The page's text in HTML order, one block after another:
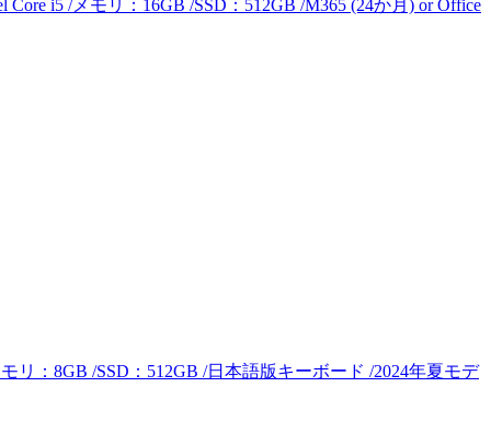
i5 /メモリ：16GB /SSD：512GB /M365 (24か月) or Office
リ：8GB /SSD：512GB /日本語版キーボード /2024年夏モデ